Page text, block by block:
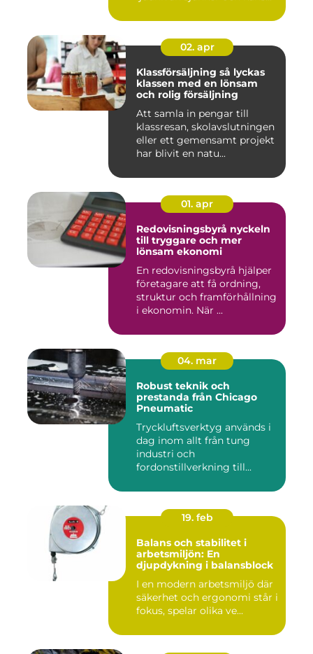
02. apr
Klassförsäljning så lyckas
klassen med en lönsam
och rolig försäljning
Att samla in pengar till
klassresan, skolavslutningen
eller ett gemensamt projekt
har blivit en natu...
01. apr
Redovisningsbyrå nyckeln
till tryggare och mer
lönsam ekonomi
En redovisningsbyrå hjälper
företagare att få ordning,
struktur och framförhållning
i ekonomin. När ...
04. mar
Robust teknik och
prestanda från Chicago
Pneumatic
Tryckluftsverktyg används i
dag inom allt från tung
industri och
fordonstillverkning till...
19. feb
Balans och stabilitet i
arbetsmiljön: En
djupdykning i balansblock
I en modern arbetsmiljö där
säkerhet och ergonomi står i
fokus, spelar olika ve...